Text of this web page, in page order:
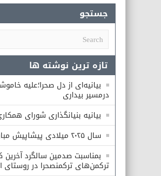
جستجو
تازه ترین نوشته ها
بیانیه‌ای از دل صحرا؛علیه
درمسیر بیداری
بیانیه بنیانگذاری شورای
سال ۲۰۲۵ میلادی پیشاپیش مبارک
بمناسبت صدمین سالگرد آخرین
ترکمن‌های ترکمنصحرا در روستای